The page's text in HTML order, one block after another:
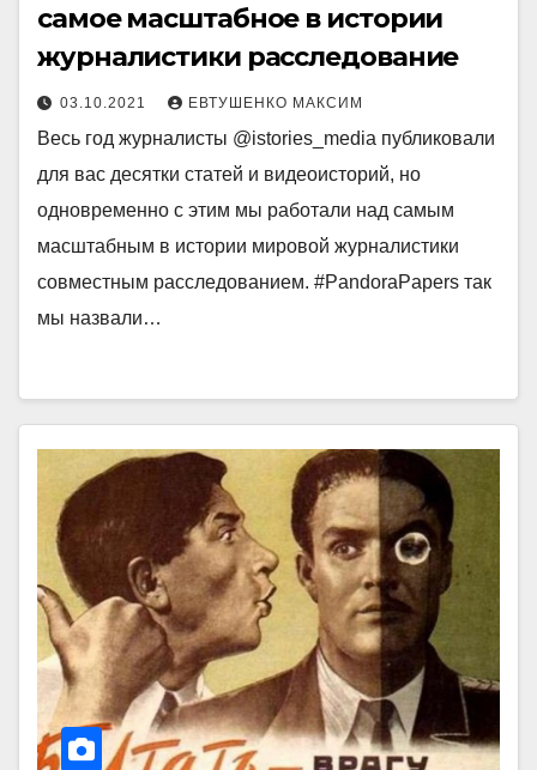
самое масштабное в истории
журналистики расследование
03.10.2021 ЕВТУШЕНКО МАКСИМ
Весь год журналисты @istories_media публиковали
для вас десятки статей и видеоисторий, но
одновременно с этим мы работали над самым
масштабным в истории мировой журналистики
совместным расследованием. #PandoraPapers так
мы назвали…